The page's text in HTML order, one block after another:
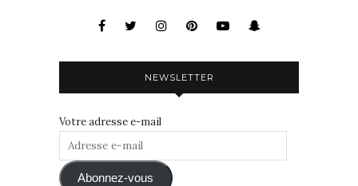
NEWSLETTER
Votre adresse e-mail
Adresse
mail Abonnez-vous